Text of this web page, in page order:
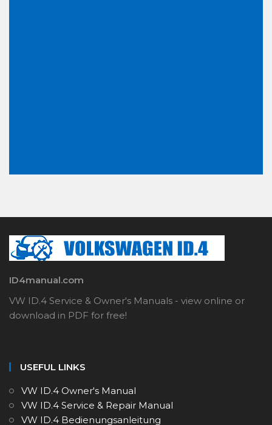
ID4manual.com
VW ID.4 Service & Owner's Manuals - view online or
download in PDF for free!
USEFUL LINKS
VW ID.4 Owner's Manual
VW ID.4 Service & Repair Manual
VW ID.4 Bedienungsanleitung